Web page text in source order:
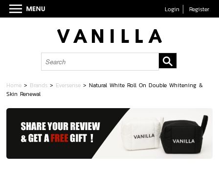
Login Register
Home > Brands > Eversense >Natural White Roll On Double Whitening &
Skin Renewal